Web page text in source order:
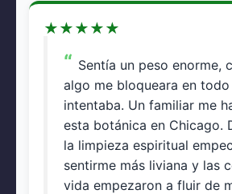
★★★★★
Sentía un peso enorme,
algo me bloqueara en
intentaba. Un familiar me
esta botánica en Chicago.
la limpieza espiritual
sentirme más liviana y las
vida empezaron a fluir de